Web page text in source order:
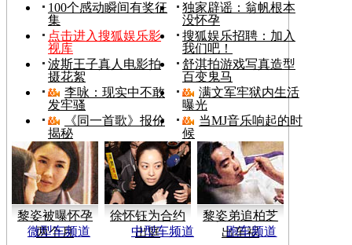
100个感动瞬间有奖征
集
独家辟谣：翁帆根本
没怀孕
点击进入搜狐娱乐影
视库
搜狐娱乐招聘：加入
我们吧！
波斯王子真人电影拍
摄花絮
舒淇拍游戏写真造型
百变鬼马
李咏：现实中不敢
发牢骚
满文军牢狱内生活
曝光
《同一首歌》报价
揭秘
当MJ音乐响起的时
候
黎姿被曝怀孕
两个月
徐怀钰为合约
出庭
黎姿弟追柏芝
出车祸
微型车频道 中型车频道
跑车频道